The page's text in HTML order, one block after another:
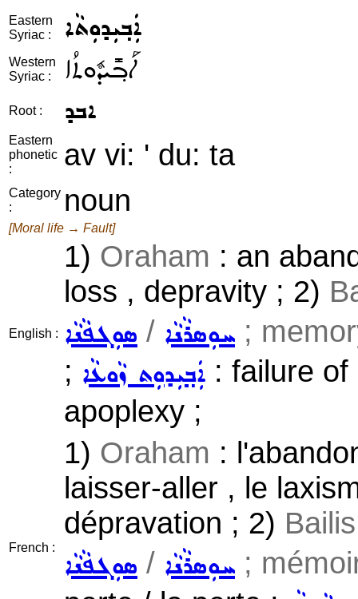
Eastern
Syriac :
ܐܲܒ݂ܝܼܕܘܼܬܵܐ
Western
Syriac :
ܐܰܒ݂ܺܝܕܽܘܬܳܐ
Root : ܐܒܕ
Eastern
phonetic
:
av vi: ' du: ta
Category
:
noun
[Moral life → Fault]
English :
1) Oraham : an
loss , depravity ; 2)
ܣܘܼܓܦܵܢܵܐ / ܚܘܼܣܪܵܢܵܐ ;
; ܐܲܒ݂ܝܼܕܘܼܬ ܙܵܘܥܵܐ : failure
apoplexy ;
French :
1) Oraham :
laisser-aller , le
dépravation ; 2)
ܣܘܼܓܦܵܢܵܐ / ܚܘܼܣܪܵܢܵܐ ;